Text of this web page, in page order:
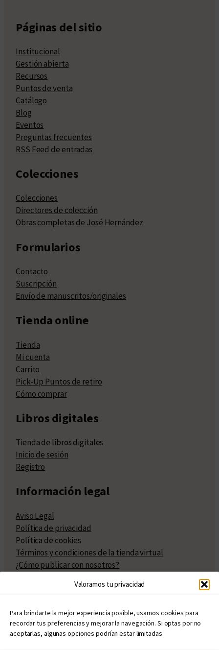
Valoramos tu privacidad
Para brindarte la mejor experiencia posible, usamos cookies para
recordar tus preferencias y mejorar la navegación. Si optas por no
aceptarlas, algunas opciones podrían estar limitadas.
Páginas del sitio
Institucional
Gestión abierta
Recursos
Puntos de venta
Catálogo
Blog
Eventos
Preguntas frecuentes
RSS Feed de entradas
Colecciones
Colecciones
Directores de colección
Obras completas de José Hernández
Formularios
Contacto
Suscripción
Envío de manuscritos/originales
Tienda online
Tienda
Mi cuenta
Carrito
Pick-Up Puntos de retiro
Cómo comprar
Libros digitales
Tienda de libros digitales
Inicio de sesión
Registro
Información legal
Aviso Legal
Política de privacidad
Política de cookies
Términos y condiciones de la tienda virtual
¿Cómo publicar con nosotros?
Políticas de publicación
Políticas de coedición
Atribuciones